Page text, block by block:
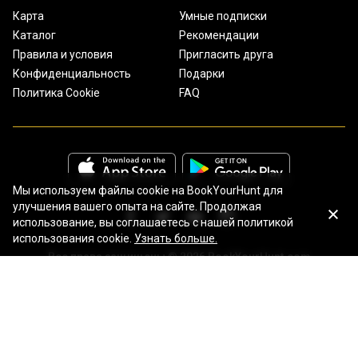
Карта
Каталог
Правила и условия
Конфиденциальность
Политика Cookie
Умные подписки
Рекомендации
Пригласить друга
Подарки
FAQ
Все права защищены © 2026 BookYourHunt.com
Мы используем файлы cookie на BookYourHunt для
улучшения вашего опыта на сайте. Продолжая
использование, вы соглашаетесь с нашей политикой
использования cookie. Узнать больше.